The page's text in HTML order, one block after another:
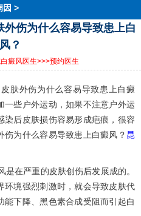
因 >
伤为什么容易导致患上白
？
癜风医生>>>预约医生
外伤为什么容易导致患上白癜
一些户外运动，如果不注意户外运
染后皮肤损伤容易形成疤痕，很容
为什么容易导致患上白癜风？ 昆
在严重的皮肤创伤后发展成的。
环境强烈刺激时，就会导致皮肤代
下降、黑色素合成受阻而引起白